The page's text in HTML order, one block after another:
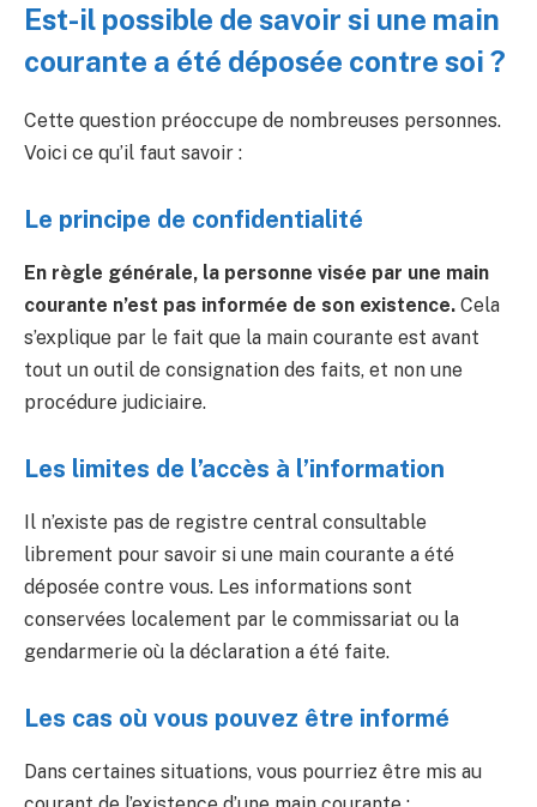
Est-il possible de savoir si une main
courante a été déposée contre soi ?
Cette question préoccupe de nombreuses personnes.
Voici ce qu’il faut savoir :
Le principe de confidentialité
En règle générale, la personne visée par une main
courante n’est pas informée de son existence. Cela
s’explique par le fait que la main courante est avant
tout un outil de consignation des faits, et non une
procédure judiciaire.
Les limites de l’accès à l’information
Il n’existe pas de registre central consultable
librement pour savoir si une main courante a été
déposée contre vous. Les informations sont
conservées localement par le commissariat ou la
gendarmerie où la déclaration a été faite.
Les cas où vous pouvez être informé
Dans certaines situations, vous pourriez être mis au